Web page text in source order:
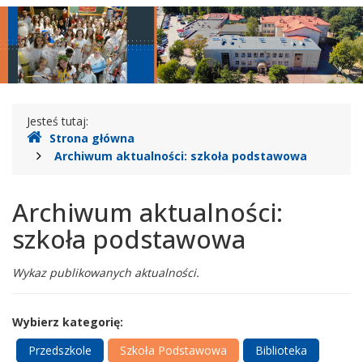
Gdzie
jesteśmy
Jesteś tutaj:
Strona główna
Archiwum aktualności: szkoła podstawowa
Archiwum aktualności:
szkoła podstawowa
Wykaz publikowanych aktualności.
Wybierz kategorię:
Przedszkole
Szkoła Podstawowa Biblioteka